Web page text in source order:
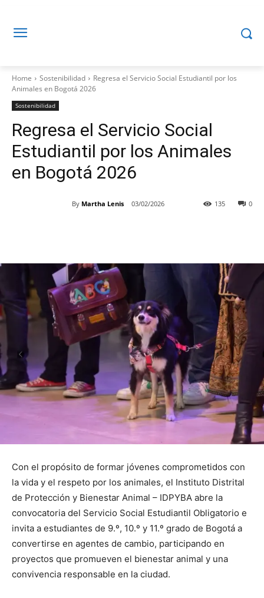
Home Sostenibilidad
Regresa el Servicio Social Estudiantil por los
Animales en Bogotá 2026
Sostenibilidad
Regresa el Servicio Social
Estudiantil por los Animales
en Bogotá 2026
By Martha Lenis 03/02/2026 0
135
Con el propósito de formar jóvenes comprometidos con
la vida y el respeto por los animales, el Instituto Distrital
de Protección y Bienestar Animal – IDPYBA abre la
convocatoria del Servicio Social Estudiantil Obligatorio e
invita a estudiantes de 9.º, 10.º y 11.º grado de Bogotá a
convertirse en agentes de cambio, participando en
proyectos que promueven el bienestar animal y una
convivencia responsable en la ciudad.